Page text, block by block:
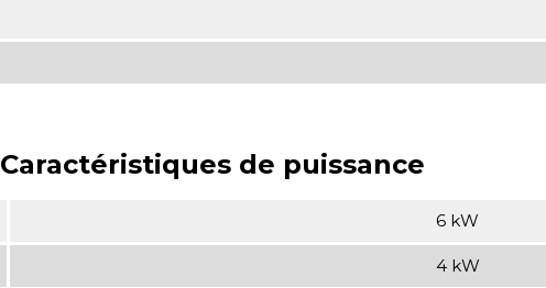
Caractéristiques de puissance
6 kW
4 kW